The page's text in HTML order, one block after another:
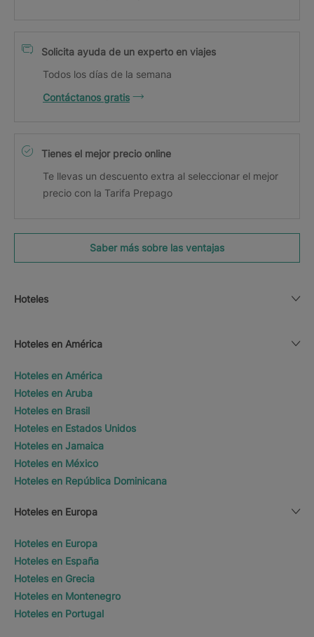
Solicita ayuda de un experto en viajes
Todos los días de la semana
Contáctanos gratis
Tienes el mejor precio online
Te llevas un descuento extra al seleccionar el mejor
precio con la Tarifa Prepago
Saber más sobre las ventajas
Hoteles
Hoteles en América
Hoteles en América
Hoteles en Aruba
Hoteles en Brasil
Hoteles en Estados Unidos
Hoteles en Jamaica
Hoteles en México
Hoteles en República Dominicana
Hoteles en Europa
Hoteles en Europa
Hoteles en España
Hoteles en Grecia
Hoteles en Montenegro
Hoteles en Portugal